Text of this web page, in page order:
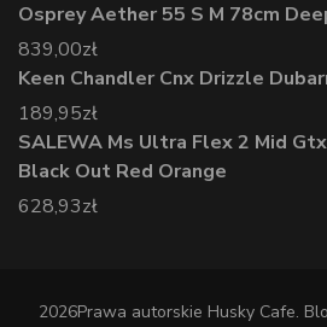
Osprey Aether 55 S M 78cm
839,00zł
Keen Chandler Cnx Drizzle
189,95zł
SALEWA Ms Ultra Flex 2 Mid
Black Out Red Orange
628,93zł
2026Prawa autorskie Husky Cafe.